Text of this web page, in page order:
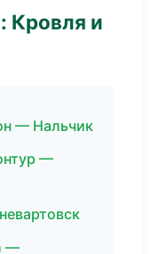
Кровля и
— Нальчик
—
—